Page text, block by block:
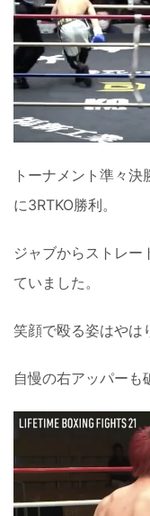
トーナメント準々
に3RTKO勝利。
ジャブからストレー
ていました。
笑顔で殴る姿はやは
自慢の右アッパーも